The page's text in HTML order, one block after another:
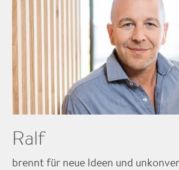
Ralf
brennt für neue Ideen und